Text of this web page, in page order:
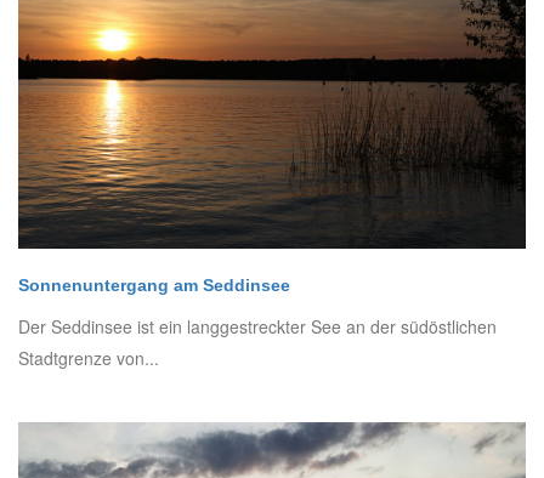
Sonnenuntergang am Seddinsee
Der Seddinsee ist ein langgestreckter See an der südöstlichen
Stadtgrenze von...